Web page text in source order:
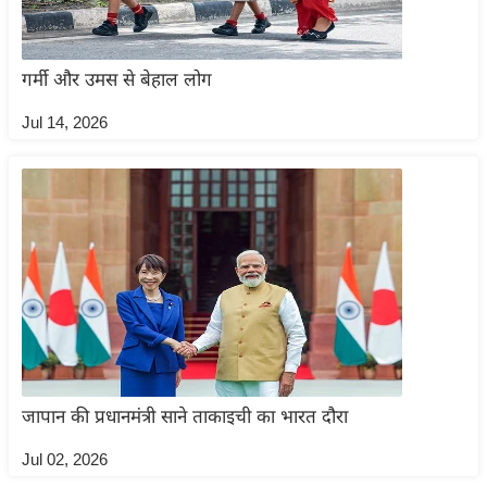
हॉ
ली
वु
ड
स
मी
क्षा
B
r
a
k
n
गर्मी और उमस से बेहाल लोग
Jul 14, 2026
जापान की प्रधानमंत्री साने ताकाइची का भारत दौरा
Jul 02, 2026